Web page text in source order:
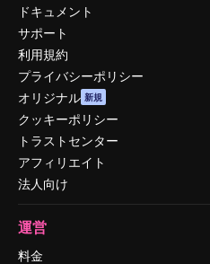
ドキュメント
サポート
利用規約
プライバシーポリシー
オリジナル 新規
クッキーポリシー
トラストセンター
アフィリエイト
法人向け
運営
料金